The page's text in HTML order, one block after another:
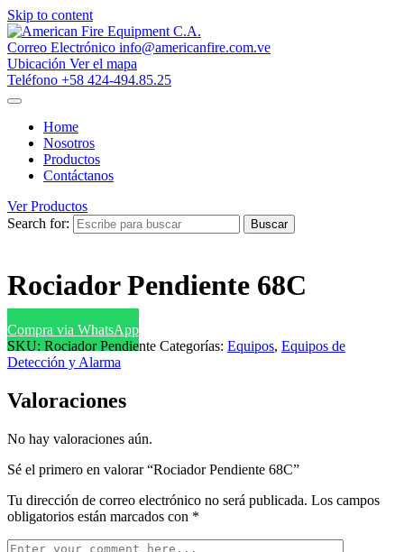
Skip to content
Correo Electrónico info@americanfire.com.ve
Ubicación Ver el mapa
Teléfono +58 424-494.85.25
Home
Nosotros
Productos
Contáctanos
Ver Productos
Search for:
Buscar
Rociador Pendiente 68C
Compra via WhatsApp
SKU: Rociador Pendiente Categorías: Equipos, Equipos de
Detección y Alarma
Valoraciones
No hay valoraciones aún.
Sé el primero en valorar “Rociador Pendiente 68C”
Tu dirección de correo electrónico no será publicada. Los campos
obligatorios están marcados con *